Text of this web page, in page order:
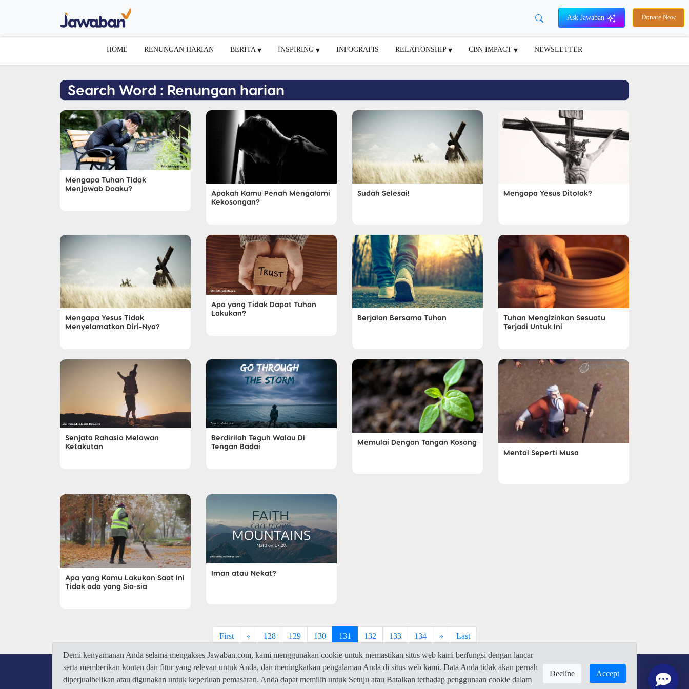
Ask Jawaban Donate Now
HOME RENUNGAN HARIAN BERITA INSPIRING INFOGRAFIS RELATIONSHIP CBN IMPACT NEWSLETTER
Search Word : Renungan harian
Mengapa Tuhan Tidak
Menjawab Doaku?
Apakah Kamu Penah Mengalami
Kekosongan?
Sudah Selesai! Mengapa Yesus Ditolak?
Mengapa Yesus Tidak
Menyelamatkan Diri-Nya?
Apa yang Tidak Dapat Tuhan
Lakukan?
Berjalan Bersama Tuhan
Tuhan Mengizinkan Sesuatu
Terjadi Untuk Ini
Senjata Rahasia Melawan
Ketakutan
Berdirilah Teguh Walau Di
Tengan Badai
Memulai Dengan Tangan Kosong
Mental Seperti Musa
Apa yang Kamu Lakukan Saat Ini
Tidak ada yang Sia-sia
Iman atau Nekat?
First « 128 129 130 131 132 133 134 » Last
Demi kenyamanan Anda selama mengakses Jawaban.com, kami menggunakan cookie untuk memastikan situs web kami berfungsi dengan lancar
serta memberikan konten dan fitur yang relevan untuk Anda, dan meningkatkan pengalaman Anda di situs web kami. Data Anda tidak akan pernah
diperjualbelikan atau digunakan untuk keperluan pemasaran. Anda dapat memilih untuk Setuju atau Batalkan terhadap penggunaan cookie dalam
Decline Accept
© 2026 Jawaban.com -Privacy Policy